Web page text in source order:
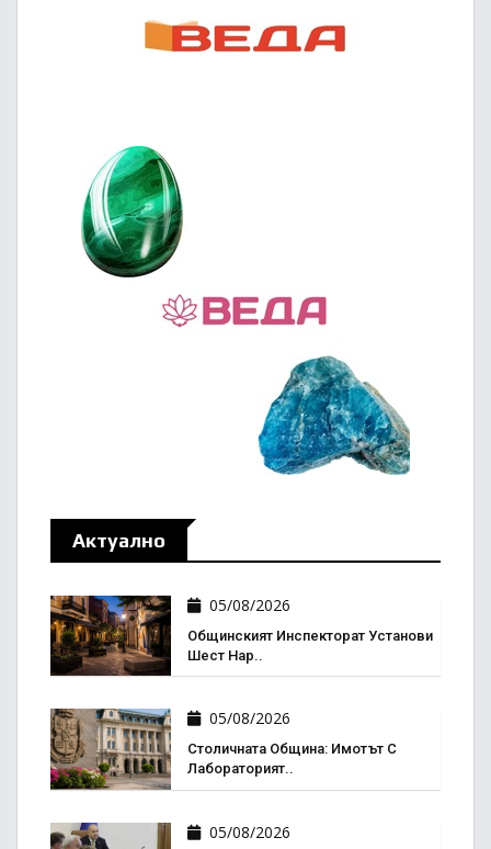
Актуално
05/08/2026
Общинският Инспекторат Установи
Шест Нар..
05/08/2026
Столичната Община: Имотът С
Лабораторият..
05/08/2026